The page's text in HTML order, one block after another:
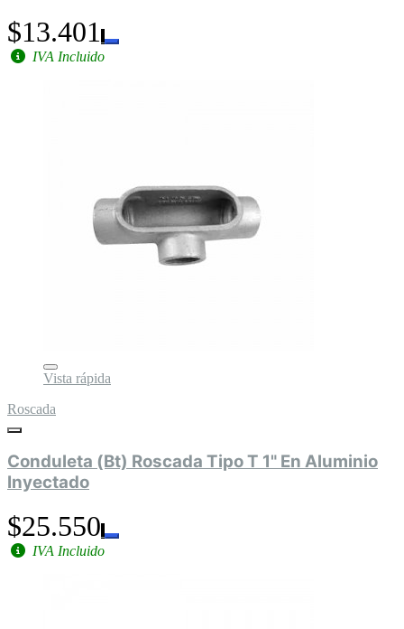
$13.401
IVA Incluido
Vista rápida
Roscada
Conduleta (Bt) Roscada Tipo T 1" En Aluminio
Inyectado
$25.550
IVA Incluido